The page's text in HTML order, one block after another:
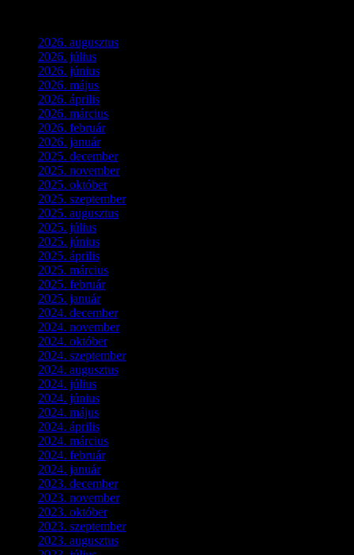
2026. augusztus
2026. július
2026. június
2026. május
2026. április
2026. március
2026. február(4)
2026. január(2)
2025. december(4)
2025. november(3)
2025. október(3)
2025. szeptember(5)
2025. augusztus
2025. július
2025. június
2025. április
2025. március
2025. február(7)
2025. január(3)
2024. december(3)
2024. november(7)
2024. október(6)
2024. szeptember(4)
2024. augusztus
2024. július
2024. június
2024. május
2024. április
2024. március
2024. február(9)
2024. január(3)
2023. december(1)
2023. november(1)
2023. október(5)
2023. szeptember(3)
2023. augusztus